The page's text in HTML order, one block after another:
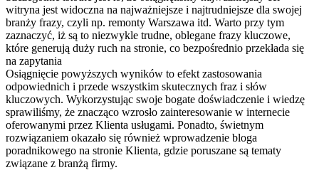
witryna jest widoczna na najważniejsze i najtrudniejsze dla swojej
branży frazy, czyli np. remonty Warszawa itd. Warto przy tym
zaznaczyć, iż są to niezwykle trudne, oblegane frazy kluczowe,
które generują duży ruch na stronie, co bezpośrednio przekłada się
na zapytania
Osiągnięcie powyższych wyników to efekt zastosowania
odpowiednich i przede wszystkim skutecznych fraz i słów
kluczowych. Wykorzystując swoje bogate doświadczenie i wiedzę
sprawiliśmy, że znacząco wzrosło zainteresowanie w internecie
oferowanymi przez Klienta usługami. Ponadto, świetnym
rozwiązaniem okazało się również wprowadzenie bloga
poradnikowego na stronie Klienta, gdzie poruszane są tematy
związane z branżą firmy.